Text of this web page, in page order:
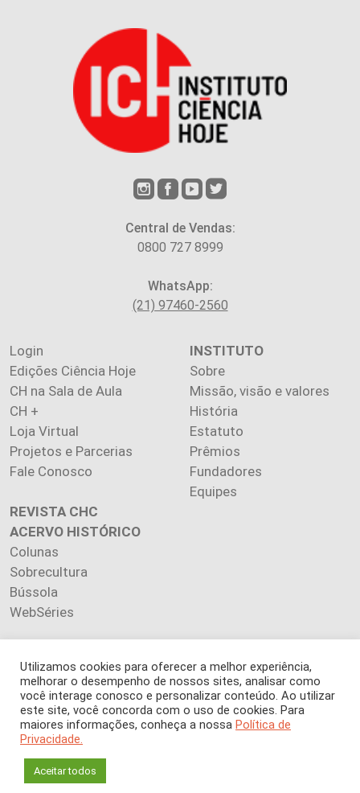
Central de Vendas:
0800 727 8999
WhatsApp:
(21) 97460-2560
Login
Edições Ciência Hoje
CH na Sala de Aula
CH +
Loja Virtual
Projetos e Parcerias
Fale Conosco
INSTITUTO
Sobre
Missão, visão e valores
História
Estatuto
Prêmios
Fundadores
Equipes
REVISTA CHC
ACERVO HISTÓRICO
Colunas
Sobrecultura
Bússola
WebSéries
Copyright 2026 INSTITUTO CIÊNCIA HOJE. Todos os direitos
reservados.
Os artigos publicados na revista refletem exclusivamente a
É proibida a reprodução, integral ou parcial, do conteúdo (imagens
Utilizamos cookies para oferecer a melhor experiência,
melhorar o desempenho de nossos sites, analisar como
você interage conosco e personalizar conteúdo. Ao utilizar
este site, você concorda com o uso de cookies. Para
maiores informações, conheça a nossa Política de
Privacidade.
Aceitar todos